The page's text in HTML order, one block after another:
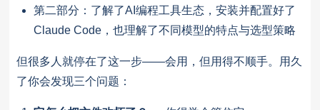
第二部分：了解了AI编程工具生态，安装并配置好了
Claude Code，也理解了不同模型的特点与选型策略
但很多人就停在了这一步——会用，但用得不顺手。用久
了你会发现三个问题：